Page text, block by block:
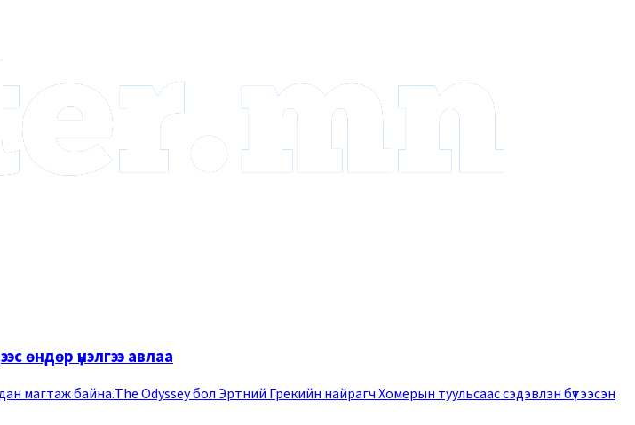
өндөр үнэлгээ авлаа
магтаж байна.The Odyssey бол Эртний Грекийн найрагч Хомерын туульсаас сэдэвлэн бүтээсэн